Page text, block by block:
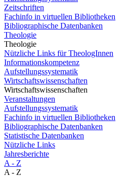
Zeitschriften
Fachinfo in virtuellen Bibliotheken
Bibliographische Datenbanken
Theologie
Theologie
Nützliche Links für TheologInnen
Informationskompetenz
Aufstellungssystematik
Wirtschaftswissenschaften
Wirtschaftswissenschaften
Veranstaltungen
Aufstellungssystematik
Fachinfo in virtuellen Bibliotheken
Bibliographische Datenbanken
Statistische Datenbanken
Nützliche Links
Jahresberichte
A - Z
A - Z